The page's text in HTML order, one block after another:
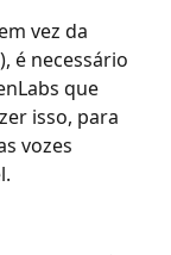
vez da
é necessário
que
isso, para
vozes